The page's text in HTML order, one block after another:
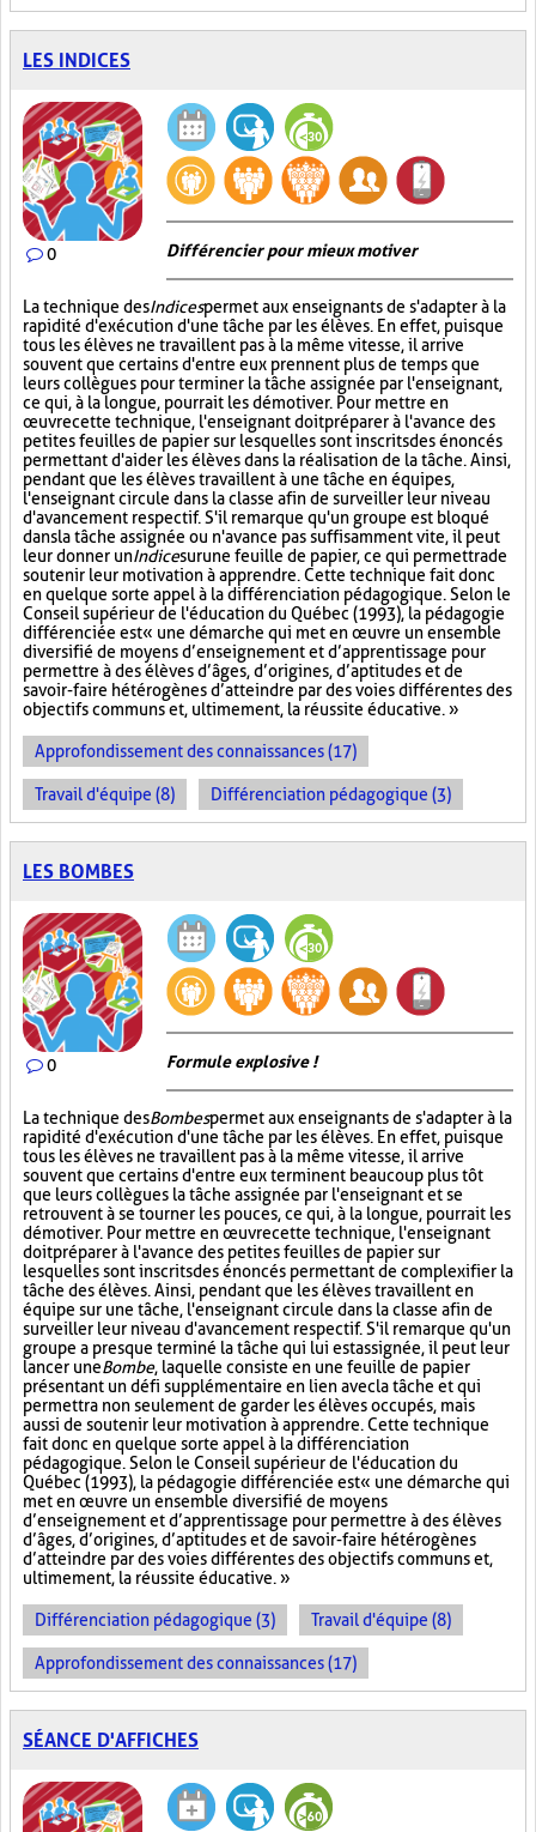
LES INDICES
0 Différencier pour mieux motiver
La technique desIndicespermet aux enseignants de s'adapter à la
rapidité d'exécution d'une tâche par les élèves. En effet, puisque
tous les élèves ne travaillent pas à la même vitesse, il arrive
souvent que certains d'entre eux prennent plus de temps que
leurs collègues pour terminer la tâche assignée par l'enseignant,
ce qui, à la longue, pourrait les démotiver. Pour mettre en
œuvre cette technique, l'enseignant doit préparer à l'avance des
petites feuilles de papier sur lesquelles sont inscrits des énoncés
permettant d'aider les élèves dans la réalisation de la tâche. Ainsi,
pendant que les élèves travaillent à une tâche en équipes,
l'enseignant circule dans la classe afin de surveiller leur niveau
d'avancement respectif. S'il remarque qu'un groupe est bloqué
dans la tâche assignée ou n'avance pas suffisamment vite, il peut
leur donner unIndicesurune feuille de papier, ce qui permettra de
soutenir leur motivation à apprendre. Cette technique fait donc
en quelque sorte appel à la différenciation pédagogique. Selon le
Conseil supérieur de l'éducation du Québec (1993), la pédagogie
différenciée est « une démarche qui met en œuvre un ensemble
diversifié de moyens d’enseignement et d’apprentissage pour
permettre à des élèves d’âges, d’origines, d’aptitudes et de
savoir-faire hétérogènes d’atteindre par des voies différentes des
objectifs communs et, ultimement, la réussite éducative. »
Approfondissement des connaissances (17)
Travail d'équipe (8) Différenciation pédagogique (3)
LES BOMBES
0 Formule explosive !
La technique desBombespermet aux enseignants de s'adapter à la
rapidité d'exécution d'une tâche par les élèves. En effet, puisque
tous les élèves ne travaillent pas à la même vitesse, il arrive
souvent que certains d'entre eux terminent beaucoup plus tôt
que leurs collègues la tâche assignée par l'enseignant et se
retrouvent à se tourner les pouces, ce qui, à la longue, pourrait les
démotiver. Pour mettre en œuvre cette technique, l'enseignant
doit préparer à l'avance des petites feuilles de papier sur
lesquelles sont inscrits des énoncés permettant de complexifier la
tâche des élèves. Ainsi, pendant que les élèves travaillent en
équipe sur une tâche, l'enseignant circule dans la classe afin de
surveiller leur niveau d'avancement respectif. S'il remarque qu'un
groupe a presque terminé la tâche qui lui est assignée, il peut leur
lancer uneBombe, laquelle consiste en une feuille de papier
présentant un défi supplémentaire en lien avec la tâche et qui
permettra non seulement de garder les élèves occupés, mais
aussi de soutenir leur motivation à apprendre. Cette technique
fait donc en quelque sorte appel à la différenciation
pédagogique. Selon le Conseil supérieur de l'éducation du
Québec (1993), la pédagogie différenciée est « une démarche qui
met en œuvre un ensemble diversifié de moyens
d’enseignement et d’apprentissage pour permettre à des élèves
d’âges, d’origines, d’aptitudes et de savoir-faire hétérogènes
d’atteindre par des voies différentes des objectifs communs et,
ultimement, la réussite éducative. »
Différenciation pédagogique (3) Travail d'équipe (8)
Approfondissement des connaissances (17)
SÉANCE D'AFFICHES